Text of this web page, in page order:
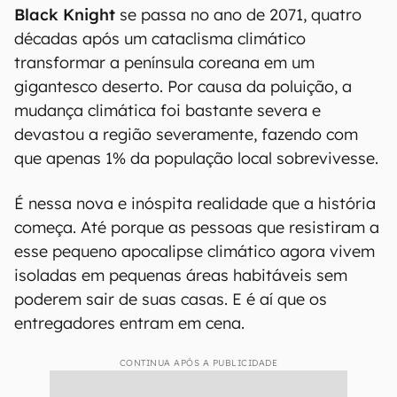
Black Knight se passa no ano de 2071, quatro
décadas após um cataclisma climático
transformar a península coreana em um
gigantesco deserto. Por causa da poluição, a
mudança climática foi bastante severa e
devastou a região severamente, fazendo com
que apenas 1% da população local sobrevivesse.
É nessa nova e inóspita realidade que a história
começa. Até porque as pessoas que resistiram a
esse pequeno apocalipse climático agora vivem
isoladas em pequenas áreas habitáveis sem
poderem sair de suas casas. E é aí que os
entregadores entram em cena.
CONTINUA APÓS A PUBLICIDADE